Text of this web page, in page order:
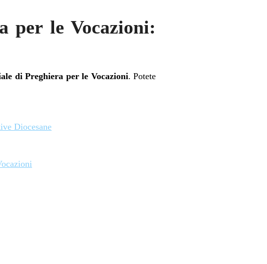
per le Vocazioni:
di Preghiera per le Vocazioni. Potete
Diocesane